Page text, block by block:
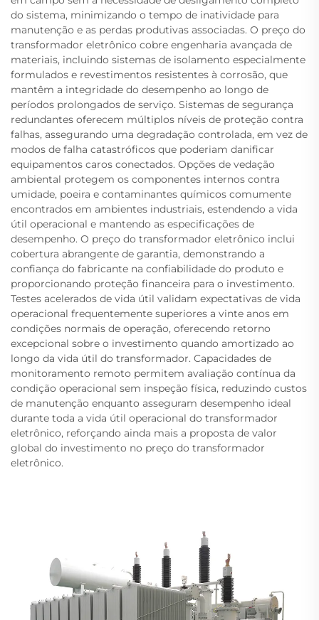
do sistema, minimizando o tempo de inatividade para
manutenção e as perdas produtivas associadas. O preço do
transformador eletrônico cobre engenharia avançada de
materiais, incluindo sistemas de isolamento especialmente
formulados e revestimentos resistentes à corrosão, que
mantêm a integridade do desempenho ao longo de
períodos prolongados de serviço. Sistemas de segurança
redundantes oferecem múltiplos níveis de proteção contra
falhas, assegurando uma degradação controlada, em vez de
modos de falha catastróficos que poderiam danificar
equipamentos caros conectados. Opções de vedação
ambiental protegem os componentes internos contra
umidade, poeira e contaminantes químicos comumente
encontrados em ambientes industriais, estendendo a vida
útil operacional e mantendo as especificações de
desempenho. O preço do transformador eletrônico inclui
cobertura abrangente de garantia, demonstrando a
confiança do fabricante na confiabilidade do produto e
proporcionando proteção financeira para o investimento.
Testes acelerados de vida útil validam expectativas de vida
operacional frequentemente superiores a vinte anos em
condições normais de operação, oferecendo retorno
excepcional sobre o investimento quando amortizado ao
longo da vida útil do transformador. Capacidades de
monitoramento remoto permitem avaliação contínua da
condição operacional sem inspeção física, reduzindo custos
de manutenção enquanto asseguram desempenho ideal
durante toda a vida útil operacional do transformador
eletrônico, reforçando ainda mais a proposta de valor
global do investimento no preço do transformador
eletrônico.